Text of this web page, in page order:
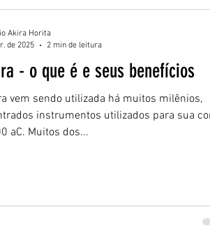
Acupuntura - o que é e seus benefícios
vem sendo utilizada há muitos milênios,
instrumentos utilizados para sua
aC. Muitos dos...
Akira Horita
de 2025
2 min de leitura